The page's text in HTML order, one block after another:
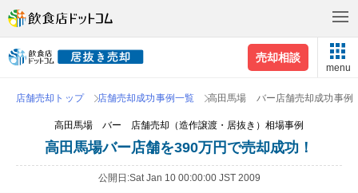
売却相談
menu
店舗売却トップ 店舗売却成功事例一覧 高田馬場 バー店舗売却成功事例
高田馬場 バー 店舗売却（造作譲渡・居抜き）相場事例
高田馬場バー店舗を390万円で売却成功！
公開日 Sat Jan 10 00:00:00 JST 2009